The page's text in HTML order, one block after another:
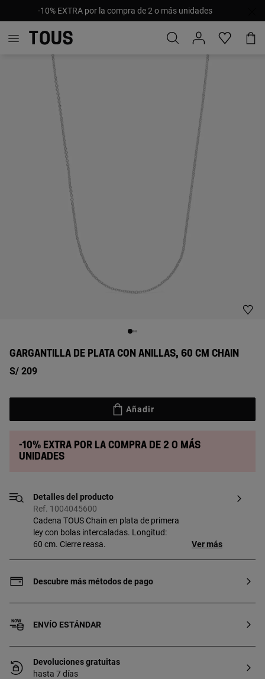
-10% EXTRA por la compra de 2 o más unidades
GARGANTILLA DE PLATA CON ANILLAS, 60 CM CHAIN
S/ 209
Añadir
-10% extra por la compra de 2 o más
unidades
Detalles del producto
Ref. 1004045600
Cadena TOUS Chain en plata de primera
ley con bolas intercaladas. Longitud:
60 cm. Cierre reasa.
Ver más
Descubre más métodos de pago
ENVÍO ESTÁNDAR
Devoluciones gratuitas
hasta 7 días